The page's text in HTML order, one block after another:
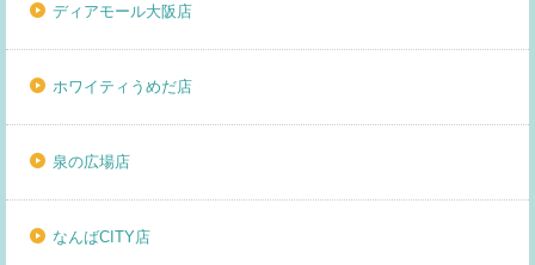
ディアモール大阪店
ホワイティうめだ店
泉の広場店
なんばCITY店